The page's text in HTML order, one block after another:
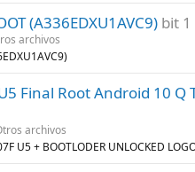
(A336EDXU1AVC9) bit
archivos
Final Root Android 10 Q
archivos
U5 + BOOTLODER UNLOCKED